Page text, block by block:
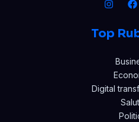
Top
Digital